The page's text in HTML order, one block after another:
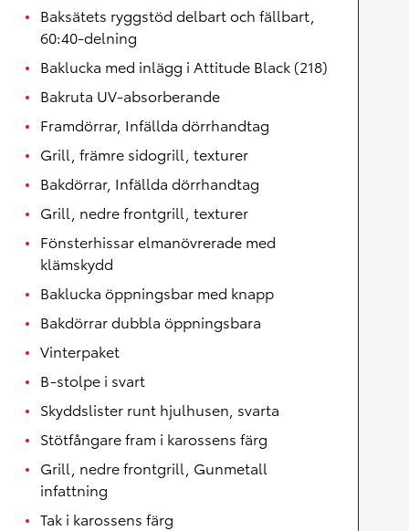
Baksätets ryggstöd delbart och fällbart,
60:40-delning
Baklucka med inlägg i Attitude Black (218)
Bakruta UV-absorberande
Framdörrar, Infällda dörrhandtag
Grill, främre sidogrill, texturer
Bakdörrar, Infällda dörrhandtag
Grill, nedre frontgrill, texturer
Fönsterhissar elmanövrerade med
klämskydd
Baklucka öppningsbar med knapp
Bakdörrar dubbla öppningsbara
Vinterpaket
B-stolpe i svart
Skyddslister runt hjulhusen, svarta
Stötfångare fram i karossens färg
Grill, nedre frontgrill, Gunmetall
infattning
Tak i karossens färg